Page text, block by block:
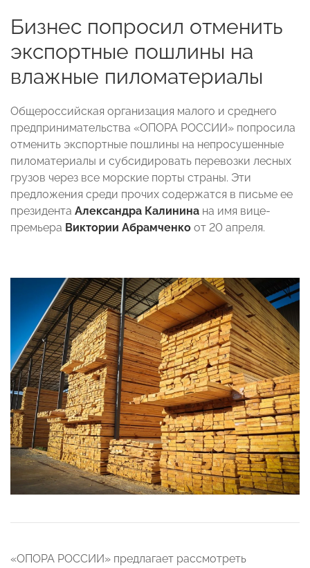
Бизнес попросил отменить
экспортные пошлины на
влажные пиломатериалы
Общероссийская организация малого и среднего
предпринимательства «ОПОРА РОССИИ» попросила
отменить экспортные пошлины на непросушенные
пиломатериалы и субсидировать перевозки лесных
грузов через все морские порты страны. Эти
предложения среди прочих содержатся в письме ее
президента Александра Калинина на имя вице-
премьера Виктории Абрамченко от 20 апреля.
«ОПОРА РОССИИ» предлагает рассмотреть